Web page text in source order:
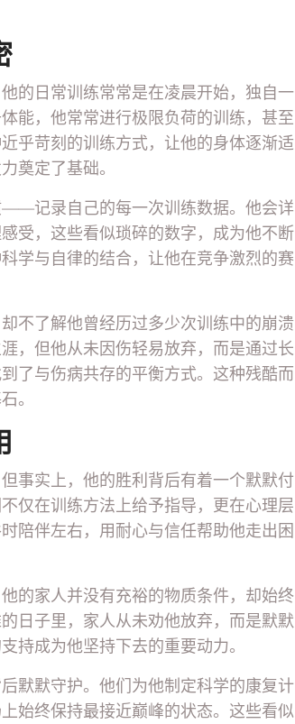
的日常训练常常是在凌晨开始，独自一
能，他常常进行极限负荷的训练，甚至
乎苛刻的训练方式，让他的身体逐渐适
奠定了基础。
记录自己的每一次训练数据。他会详
受，这些看似琐碎的数字，成为他不断
学与自律的结合，让他在竞争激烈的赛
不了解他曾经历过多少次训练中的崩溃
，但他从未因伤轻易放弃，而是通过长
了与伤病共存的平衡方式。这种残酷而
。
事实上，他的胜利背后有着一个默默付
仅在训练方法上给予指导，更在心理层
陪伴左右，用耐心与信任帮助他走出困
的家人并没有充裕的物质条件，却始终
日子里，家人从未劝他放弃，而是默默
持成为他坚持下去的重要动力。
默默守护。他们为他制定科学的康复计
始终保持最接近巅峰的状态。这些看似